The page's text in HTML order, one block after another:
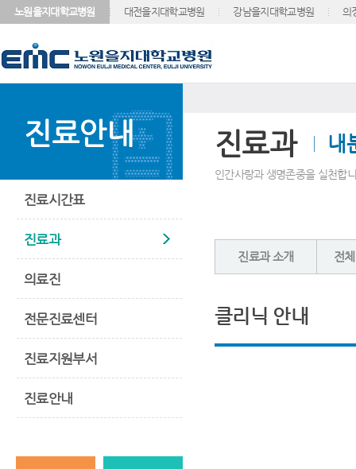
노원을지대학교병원 대전을지대학교병원 강남을지대학교병원 의
진료안내
진료시간표
진료과
의료진
전문진료센터
진료지원부서
진료안내
진료과 내
인간사랑과 생명존중을 실천합
진료과 소개 전
클리닉 안내